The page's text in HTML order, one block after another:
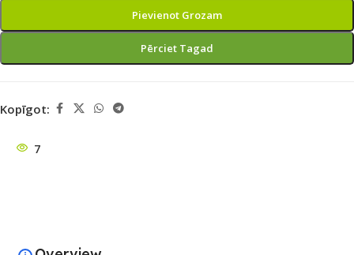
Pievienot Grozam
Pērciet Tagad
Kopīgot:
7